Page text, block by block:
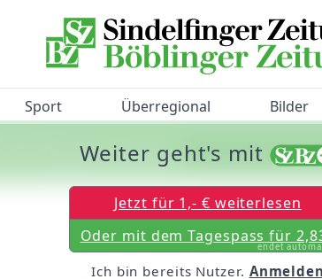
Sport Überregional Bilder
BZ-Bürgerbarometer!
Weiter geht's mit
Jetzt für 1,- € weiterlesen
Oder mit dem Tagespass für
endet
Ich bin bereits Nutzer. Anmelden